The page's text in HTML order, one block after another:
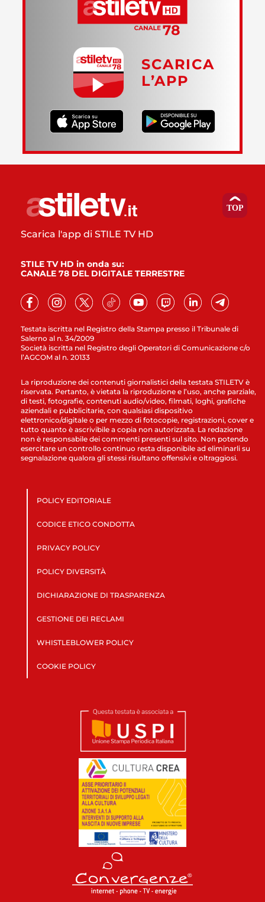
SCARICA
L’APP
Testata iscritta nel Registro della Stampa presso il Tribunale di
Salerno al n. 34/2009
Società iscritta nel Registro degli Operatori di Comunicazione c/o
l’AGCOM al n. 20133
Scarica l'app di STILE TV HD
STILE TV HD in onda su:
CANALE 78 DEL DIGITALE TERRESTRE
La riproduzione dei contenuti giornalistici della testata STILETV è
riservata. Pertanto, è vietata la riproduzione e l’uso, anche parziale,
di testi, fotografie, contenuti audio/video, filmati, loghi, grafiche
aziendali e pubblicitarie, con qualsiasi dispositivo
elettronico/digitale o per mezzo di fotocopie, registrazioni, cover e
tutto quanto è ascrivibile a copia non autorizzata. La redazione
non è responsabile dei commenti presenti sul sito. Non potendo
esercitare un controllo continuo resta disponibile ad eliminarli su
segnalazione qualora gli stessi risultano offensivi e oltraggiosi.
POLICY EDITORIALE
CODICE ETICO CONDOTTA
PRIVACY POLICY
POLICY DIVERSITÀ
DICHIARAZIONE DI TRASPARENZA
GESTIONE DEI RECLAMI
WHISTLEBLOWER POLICY
COOKIE POLICY